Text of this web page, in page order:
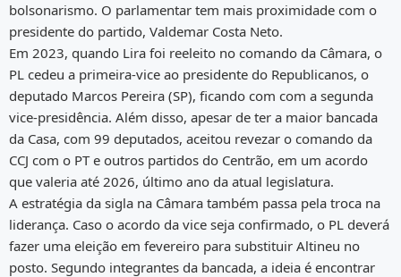
bolsonarismo. O parlamentar tem mais proximidade com o
presidente do partido, Valdemar Costa Neto.
Em 2023, quando Lira foi reeleito no comando da Câmara, o
PL cedeu a primeira-vice ao presidente do Republicanos, o
deputado Marcos Pereira (SP), ficando com com a segunda
vice-presidência. Além disso, apesar de ter a maior bancada
da Casa, com 99 deputados, aceitou revezar o comando da
CCJ com o PT e outros partidos do Centrão, em um acordo
que valeria até 2026, último ano da atual legislatura.
A estratégia da sigla na Câmara também passa pela troca na
liderança. Caso o acordo da vice seja confirmado, o PL deverá
fazer uma eleição em fevereiro para substituir Altineu no
posto. Segundo integrantes da bancada, a ideia é encontrar